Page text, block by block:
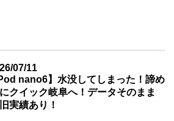
07/11
nano6】水没してしまった！諦め
クイック岐阜へ！データそのまま
実績あり！